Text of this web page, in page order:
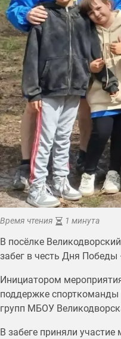
Время чтения 1 минута
В посёлке
забег в честь Дня
Инициатором
поддержке спорткоманды
групп МБОУ
В забеге приняли